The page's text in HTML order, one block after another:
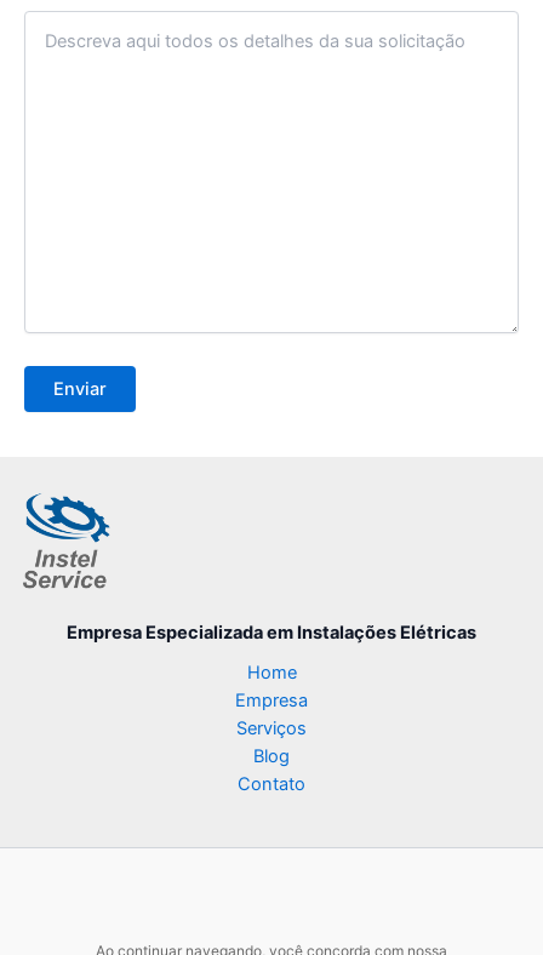
Empresa Especializadaem Instalações Elétricas
Home
Empresa
Serviços
Blog
Contato
Ao continuar navegando, você concorda com nossa